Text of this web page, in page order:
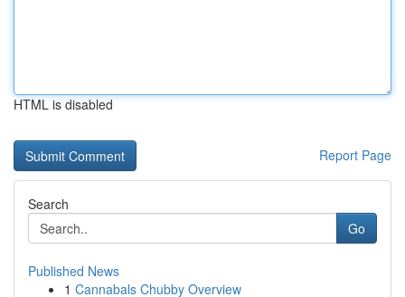
HTML is disabled
Report Page
Search
Go
Published News
1 Cannabals Chubby Overview